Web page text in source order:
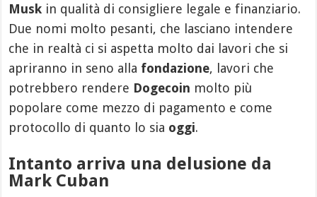
Musk in qualità di consigliere legale e finanziario.
Due nomi molto pesanti, che lasciano intendere
che in realtà ci si aspetta molto dai lavori che si
apriranno in seno alla fondazione, lavori che
potrebbero rendere Dogecoin molto più
popolare come mezzo di pagamento e come
protocollo di quanto lo sia oggi.
Intanto arriva una delusione da
Mark Cuban